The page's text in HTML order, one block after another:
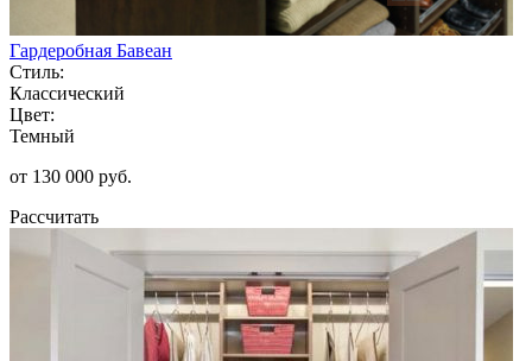
Гардеробная Бавеан
Стиль:
Классический
Цвет:
Темный
от 130 000 руб.
Рассчитать